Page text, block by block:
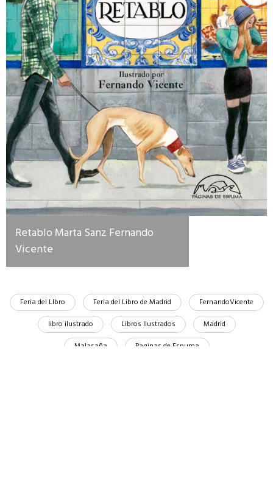
Retablo Marta Sanz Fernando
Vicente
Feria del LIbro Feria del Libro de Madrid
FernandoVicente
libro ilustrado
Libros Ilustrados
Madrid
Malasaña
Paginas de Espuma